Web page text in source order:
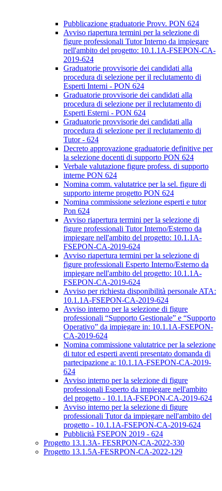
Pubblicazione graduatorie Provv. PON 624
Avviso riapertura termini per la selezione di
figure professionali Tutor Interno da impiegare
nell'ambito del progetto: 10.1.1A-FSEPON-CA-
2019-624
Graduatorie provvisorie dei candidati alla
procedura di selezione per il reclutamento di
Esperti Interni - PON 624
Graduatorie provvisorie dei candidati alla
procedura di selezione per il reclutamento di
Esperti Esterni - PON 624
Graduatorie provvisorie dei candidati alla
procedura di selezione per il reclutamento di
Tutor - 624
Decreto approvazione graduatorie definitive per
la selezione docenti di supporto PON 624
Verbale valutazione figure profess. di supporto
interne PON 624
Nomina comm. valutatrice per la sel. figure di
supporto interne progetto PON 624
Nomina commissione selezione esperti e tutor
Pon 624
Avviso riapertura termini per la selezione di
figure professionali Tutor Interno/Esterno da
impiegare nell'ambito del progetto: 10.1.1A-
FSEPON-CA-2019-624
Avviso riapertura termini per la selezione di
figure professionali Esperto Interno/Esterno da
impiegare nell'ambito del progetto: 10.1.1A-
FSEPON-CA-2019-624
Avviso per richiesta disponibilità personale ATA:
10.1.1A-FSEPON-CA-2019-624
Avviso interno per la selezione di figure
professionali “Supporto Gestionale” e “Supporto
Operativo” da impiegare in: 10.1.1A-FSEPON-
CA-2019-624
Nomina commissione valutatrice per la selezione
di tutor ed esperti aventi presentato domanda di
partecipazione a: 10.1.1A-FSEPON-CA-2019-
624
Avviso interno per la selezione di figure
professionali Esperto da impiegare nell'ambito
del progetto - 10.1.1A-FSEPON-CA-2019-624
Avviso interno per la selezione di figure
professionali Tutor da impiegare nell'ambito del
progetto - 10.1.1A-FSEPON-CA-2019-624
Pubblicità FSEPON 2019 - 624
Progetto 13.1.3A- FESRPON-CA-2022-330
Progetto 13.1.5A-FESRPON-CA-2022-129